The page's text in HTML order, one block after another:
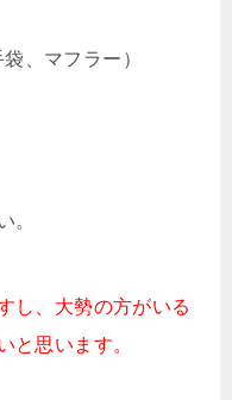
、マフラー）
。
し、大勢の方がいる
と思います。